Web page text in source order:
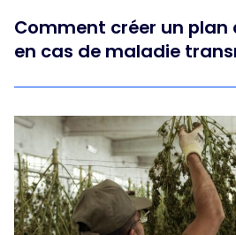
Comment créer un
en cas de maladie